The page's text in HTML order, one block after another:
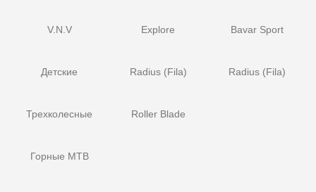
V.N.V
Детские
Трехколесные
Горные MTB
Explore
Radius (Fila)
Roller Blade
Bavar Sport
Radius (Fila)